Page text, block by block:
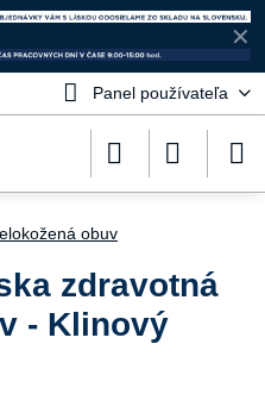
✕
Panel používateľa
obuv
zdravotná
- Klinový